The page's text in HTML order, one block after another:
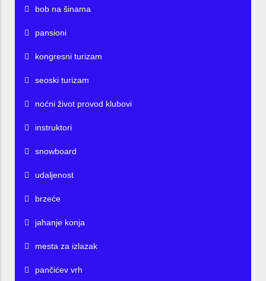
bob na šinama
pansioni
kongresni turizam
seoski turizam
noćni život provod klubovi
instruktori
snowboard
udaljenost
brzeće
jahanje konja
mesta za izlazak
pančićev vrh